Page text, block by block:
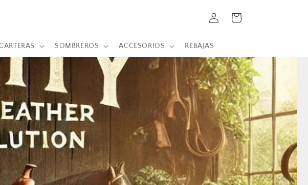
SOMBREROS ACCESORIOS REBAJAS
sesión
Carrito